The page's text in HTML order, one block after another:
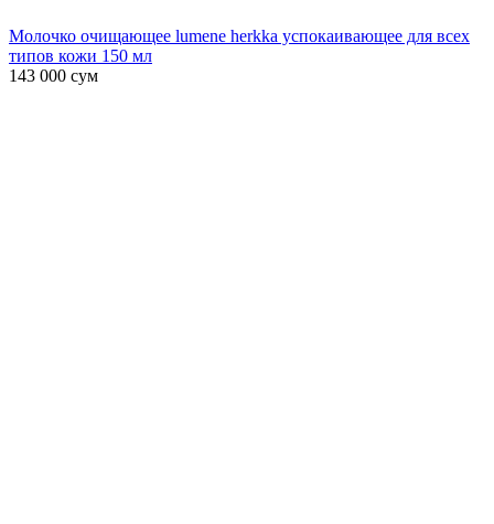
Молочко очищающее lumene herkka успокаивающее для всех
типов кожи 150 мл
143 000 сум